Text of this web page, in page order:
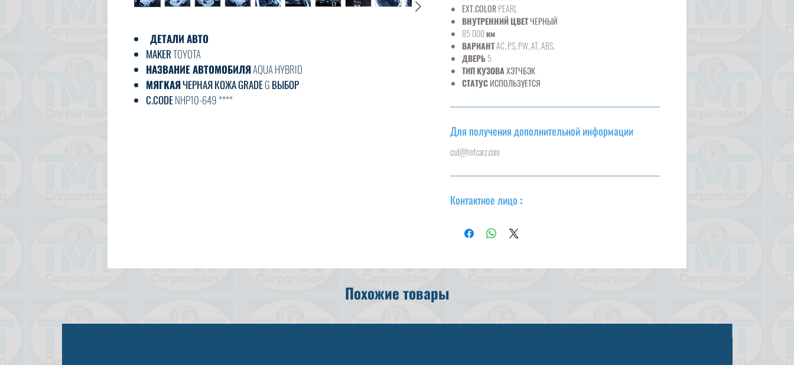
ДЕТАЛИ АВТО
MAKERTOYOTA
НАЗВАНИЕ АВТОМОБИЛЯAQUA HYBRID
МЯГКАЯЧЕРНАЯ КОЖАGRADEG ВЫБОР
C.CODENHP10-649 ****
СТАТУСИСПОЛЬЗУЕТСЯ
EXT.COLORPEARL
ВНУТРЕННИЙ ЦВЕТЧЕРНЫЙ
85 000км
ВАРИАНТAC, PS, PW, AT, ABS,
ДВЕРЬ5
ТИП КУЗОВАХЭТЧБЭК
СТАТУСИСПОЛЬЗУЕТСЯ
Для получения дополнительной информации
csd@tmtcarz.com
Контактное лицо :
Похожие товары